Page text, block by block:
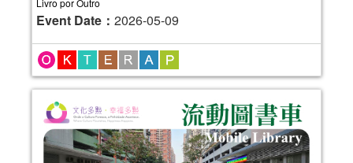
Livro por Outro
Event Date： 2026-05-09